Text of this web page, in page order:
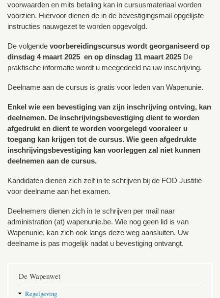
voorwaarden en mits betaling kan in cursusmateriaal worden
voorzien. Hiervoor dienen de in de bevestigingsmail opgelijste
instructies nauwgezet te worden opgevolgd.
De volgende voorbereidingscursus wordt georganiseerd op
dinsdag 4 maart 2025 en op dinsdag 11 maart 2025 De
praktische informatie wordt u meegedeeld na uw inschrijving.
Deelname aan de cursus is gratis voor leden van Wapenunie.
Enkel wie een bevestiging van zijn inschrijving ontving, kan
deelnemen. De inschrijvingsbevestiging dient te worden
afgedrukt en dient te worden voorgelegd vooraleer u
toegang kan krijgen tot de cursus. Wie geen afgedrukte
inschrijvingsbevestiging kan voorleggen zal niet kunnen
deelnemen aan de cursus.
Kandidaten dienen zich zelf in te schrijven bij de FOD Justitie
voor deelname aan het examen.
Deelnemers dienen zich in te schrijven per mail naar
administration (at) wapenunie.be. Wie nog geen lid is van
Wapenunie, kan zich ook langs deze weg aansluiten. Uw
deelname is pas mogelijk nadat u bevestiging ontvangt.
De Wapenwet
Regelgeving